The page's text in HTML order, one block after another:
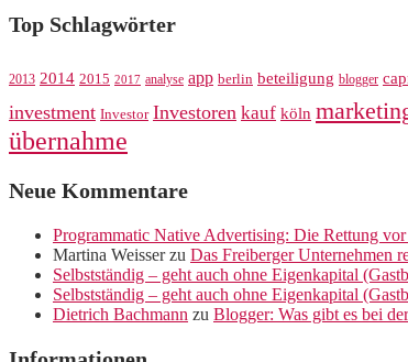
Top Schlagwörter
2013 2014 2015 2017 analyse app berlin beteiligung blogger
investment Investor Investoren kauf köln
übernahme
Neue Kommentare
Programmatic Native Advertising: Die Rettung
Martina Weisserzu Das Freiberger Unternehmen
Selbstständig – geht auch ohne Eigenkapital
Selbstständig – geht auch ohne Eigenkapital
Dietrich Bachmann zu Blogger: Was gibt es bei